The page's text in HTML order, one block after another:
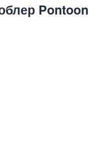
Pontoon